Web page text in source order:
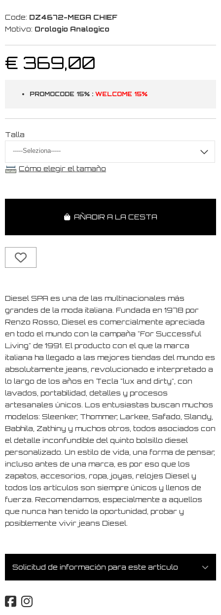
Code: DZ4672-MEGA CHIEF
Motivo: Orologio Analogico
€ 369,00
PROMOCODE 15% : WELCOME 15%
Talla
Cómo elegir el tamaño
AÑADIR A LA CESTA
Diesel SPA es una de las multinacionales más
grandes de la moda italiana. Fundada en 1978 por
Renzo Rosso, Diesel es comercialmente apreciada
en todo el mundo con la campaña "For Successful
Living" de 1991. El producto con el que la marca
italiana ha llegado a las mejores tiendas del mundo es
absolutamente jeans, revolucionado e interpretado a
lo largo de los años en Tecla "lux and dirty", con
lavados, portabilidad, detalles y procesos
artesanales únicos. Los entusiastas buscan muchos
modelos: Sleenker, Thommer, Larkee, Safado, Slandy,
Babhila, Zathiny y muchos otros, todos asociados con
el detalle inconfundible del quinto bolsillo diesel
personalizado. Un estilo de vida, una forma de pensar,
incluso antes de una marca, es por eso que los
zapatos, accesorios, ropa, joyas, relojes Diesel y
todos los artículos son siempre únicos y llenos de
fuerza. Recomendamos, especialmente a aquellos
que nunca han tenido la oportunidad, probar y
posiblemente vivir jeans Diesel.
Solicitud de información para este artículo